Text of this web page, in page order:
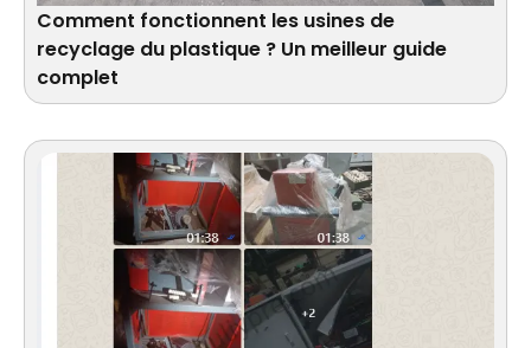
Comment fonctionnent les usines de
recyclage du plastique ? Un meilleur guide
complet